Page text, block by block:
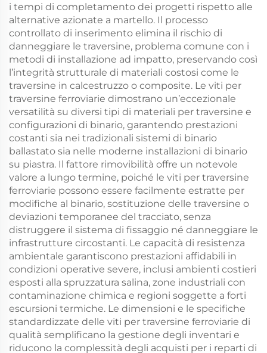
i tempi di completamento dei progetti rispetto alle
alternative azionate a martello. Il processo
controllato di inserimento elimina il rischio di
danneggiare le traversine, problema comune con i
metodi di installazione ad impatto, preservando così
l’integrità strutturale di materiali costosi come le
traversine in calcestruzzo o composite. Le viti per
traversine ferroviarie dimostrano un’eccezionale
versatilità su diversi tipi di materiali per traversine e
configurazioni di binario, garantendo prestazioni
costanti sia nei tradizionali sistemi di binario
ballastato sia nelle moderne installazioni di binario
su piastra. Il fattore rimovibilità offre un notevole
valore a lungo termine, poiché le viti per traversine
ferroviarie possono essere facilmente estratte per
modifiche al binario, sostituzione delle traversine o
deviazioni temporanee del tracciato, senza
distruggere il sistema di fissaggio né danneggiare le
infrastrutture circostanti. Le capacità di resistenza
ambientale garantiscono prestazioni affidabili in
condizioni operative severe, inclusi ambienti costieri
esposti alla spruzzatura salina, zone industriali con
contaminazione chimica e regioni soggette a forti
escursioni termiche. Le dimensioni e le specifiche
standardizzate delle viti per traversine ferroviarie di
qualità semplificano la gestione degli inventari e
riducono la complessità degli acquisti per i reparti di